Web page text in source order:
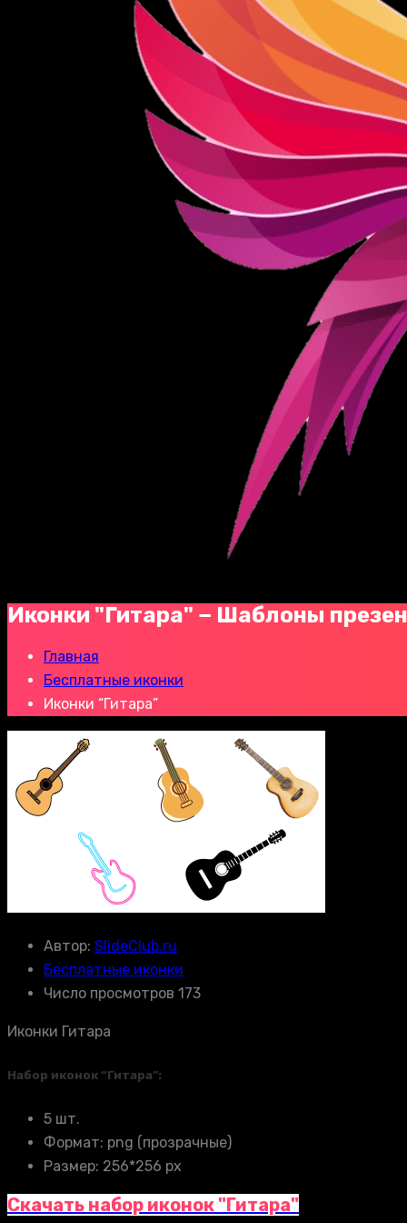
Иконки "Гитара" − Шаблоны
Главная
Бесплатные иконки
Иконки “Гитара”
Автор: SlideClub.ru
Бесплатные иконки
Число просмотров 173
Иконки Гитара
Набор иконок “Гитара”:
5 шт.
Формат: png (прозрачные)
Размер: 256*256 px
Скачать набор иконок "Гитара"